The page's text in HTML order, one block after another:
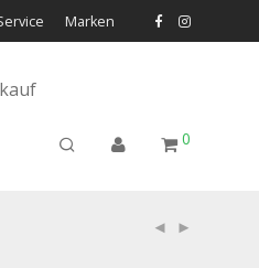
Marken
0